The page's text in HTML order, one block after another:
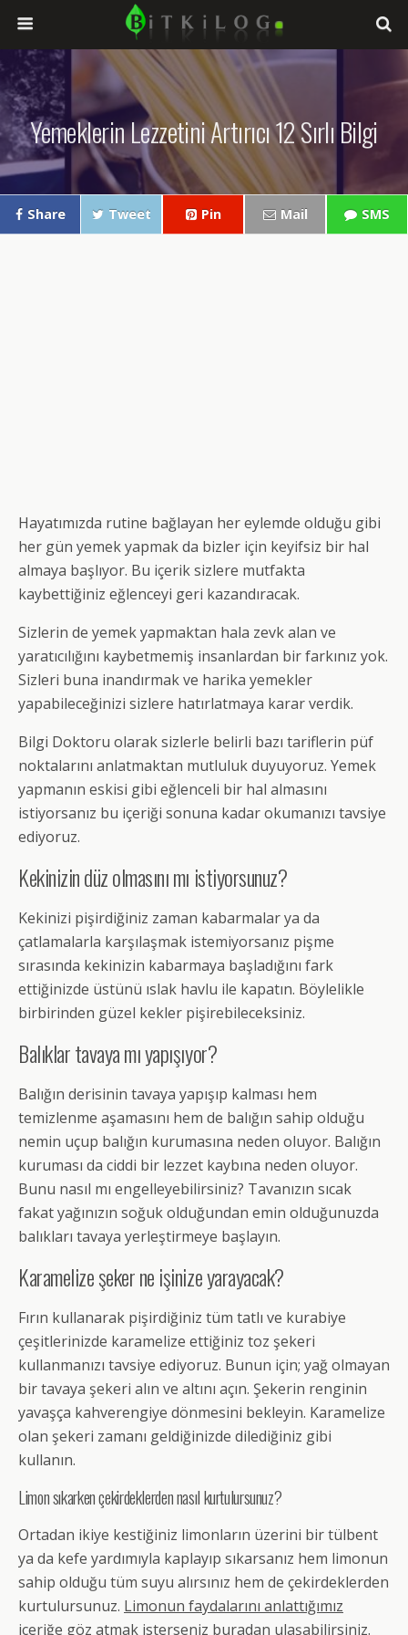
Yemeklerin Lezzetini Artırıcı 12 Sırlı Bilgi
Share Tweet Pin Mail SMS
Hayatımızda rutine bağlayan her eylemde olduğu gibi
her gün yemek yapmak da bizler için keyifsiz bir hal
almaya başlıyor. Bu içerik sizlere mutfakta
kaybettiğiniz eğlenceyi geri kazandıracak.
Sizlerin de yemek yapmaktan hala zevk alan ve
yaratıcılığını kaybetmemiş insanlardan bir farkınız yok.
Sizleri buna inandırmak ve harika yemekler
yapabileceğinizi sizlere hatırlatmaya karar verdik.
Bilgi Doktoru olarak sizlerle belirli bazı tariflerin püf
noktalarını anlatmaktan mutluluk duyuyoruz. Yemek
yapmanın eskisi gibi eğlenceli bir hal almasını
istiyorsanız bu içeriği sonuna kadar okumanızı tavsiye
ediyoruz.
Kekinizin düz olmasını mı istiyorsunuz?
Kekinizi pişirdiğiniz zaman kabarmalar ya da
çatlamalarla karşılaşmak istemiyorsanız pişme
sırasında kekinizin kabarmaya başladığını fark
ettiğinizde üstünü ıslak havlu ile kapatın. Böylelikle
birbirinden güzel kekler pişirebileceksiniz.
Balıklar tavaya mı yapışıyor?
Balığın derisinin tavaya yapışıp kalması hem
temizlenme aşamasını hem de balığın sahip olduğu
nemin uçup balığın kurumasına neden oluyor. Balığın
kuruması da ciddi bir lezzet kaybına neden oluyor.
Bunu nasıl mı engelleyebilirsiniz? Tavanızın sıcak
fakat yağınızın soğuk olduğundan emin olduğunuzda
balıkları tavaya yerleştirmeye başlayın.
Karamelize şeker ne işinize yarayacak?
Fırın kullanarak pişirdiğiniz tüm tatlı ve kurabiye
çeşitlerinizde karamelize ettiğiniz toz şekeri
kullanmanızı tavsiye ediyoruz. Bunun için; yağ olmayan
bir tavaya şekeri alın ve altını açın. Şekerin renginin
yavaşça kahverengiye dönmesini bekleyin. Karamelize
olan şekeri zamanı geldiğinizde dilediğiniz gibi
kullanın.
Limon sıkarken çekirdeklerden nasıl kurtulursunuz?
Ortadan ikiye kestiğiniz limonların üzerini bir tülbent
ya da kefe yardımıyla kaplayıp sıkarsanız hem limonun
sahip olduğu tüm suyu alırsınız hem de çekirdeklerden
kurtulursunuz. Limonun faydalarını anlattığımız
içeriğe göz atmak isterseniz buradan ulaşabilirsiniz.